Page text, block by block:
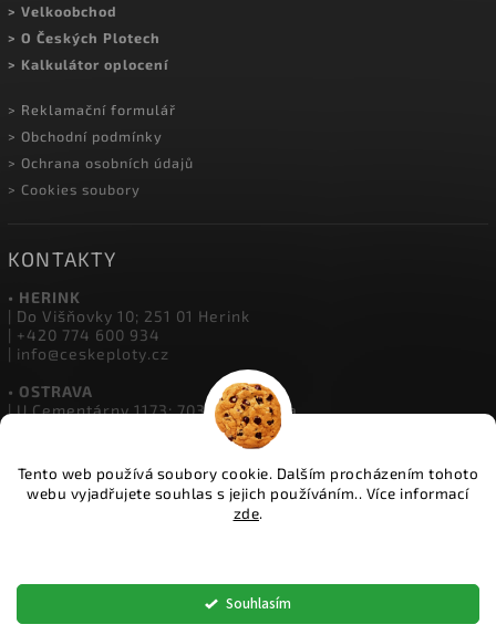
Tento web používá soubory cookie. Dalším procházením tohoto
webu vyjadřujete souhlas s jejich používáním.. Více informací
zde.
Souhlasím
> Velkoobchod
> O Českých Plotech
> Kalkulátor oplocení
> Reklamační formulář
> Obchodní podmínky
> Ochrana osobních údajů
> Cookies soubory
KONTAKTY
• HERINK
| Do Višňovky 10; 251 01 Herink
| +420 774 600 934
| info@ceskeploty.cz
• OSTRAVA
| U Cementárny 1173; 703 00 Ostrava
• ŽIDNĚVES
| Židněves 67; 294 06 Židněves
ČESKÉ PLOTY. Všechna práva vyhrazena.
Upravit nastavení cookies